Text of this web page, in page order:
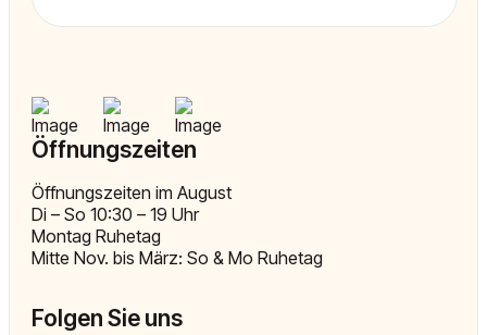
Öffnungszeiten
Öffnungszeiten im August
Di – So 10:30 – 19 Uhr
Montag Ruhetag
Mitte Nov. bis März: So & Mo Ruhetag
Folgen Sie uns